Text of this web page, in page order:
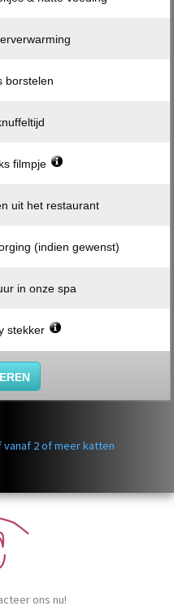
borstelen
filmpje
uit het restaurant
(indien gewenst)
in onze spa
stekker
2 of meer katten
ons nu!